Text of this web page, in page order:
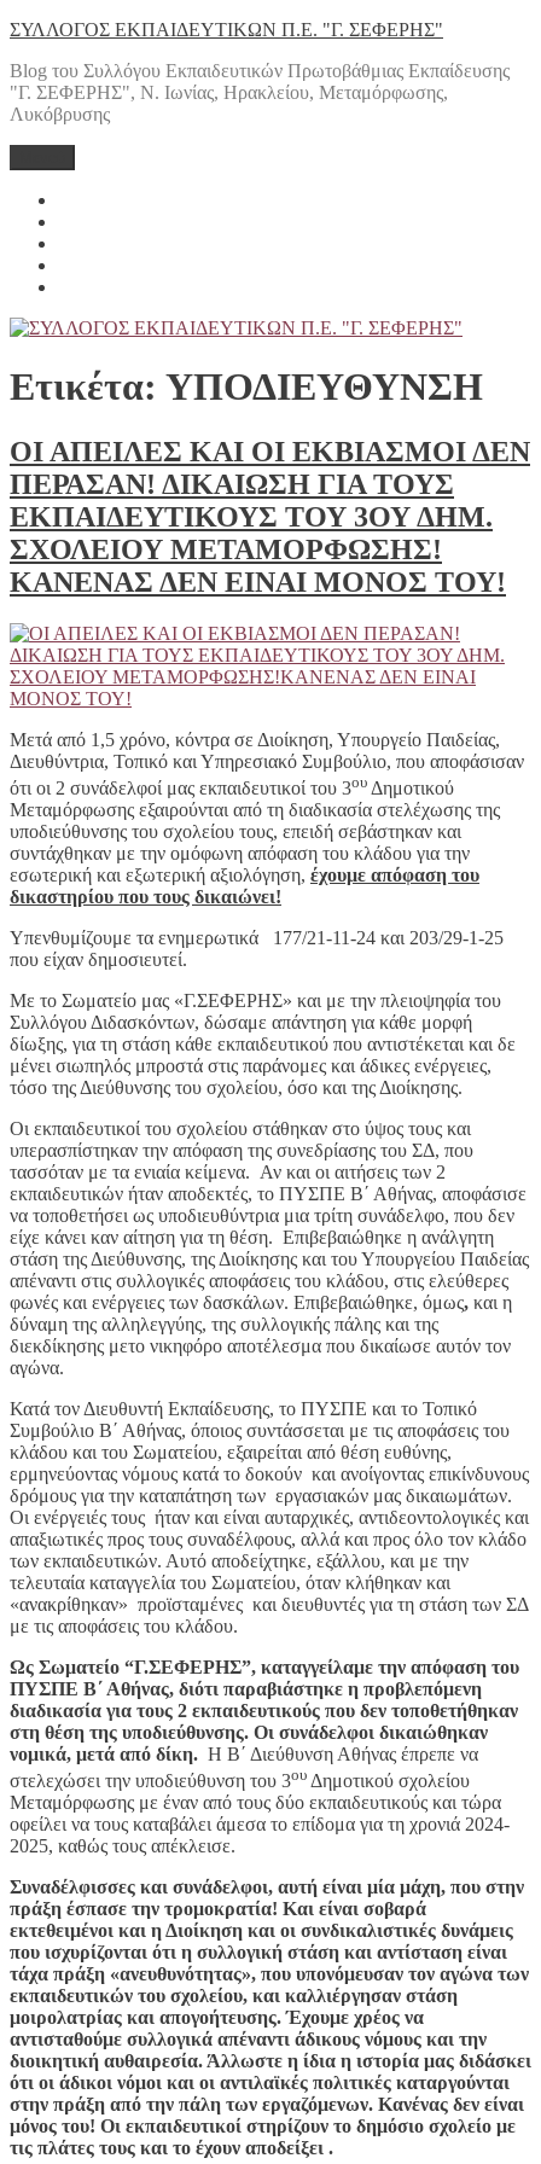
Μετάβαση
περιεχόμενο
ΣΥΛΛΟΓΟΣ ΕΚΠΑΙΔΕΥΤΙΚΩΝ Π.Ε. "Γ. ΣΕΦΕΡΗΣ"
Blog του Συλλόγου Εκπαιδευτικών Πρωτοβάθμιας Εκπαίδευσης
"Γ. ΣΕΦΕΡΗΣ", Ν. Ιωνίας, Ηρακλείου, Μεταμόρφωσης,
Λυκόβρυσης
Ετικέτα: ΥΠΟΔΙΕΥΘΥΝΣΗ
ΟΙ ΑΠΕΙΛΕΣ ΚΑΙ ΟΙ ΕΚΒΙΑΣΜΟΙ ΔΕΝ
ΠΕΡΑΣΑΝ! ΔΙΚΑΙΩΣΗ ΓΙΑ ΤΟΥΣ
ΕΚΠΑΙΔΕΥΤΙΚΟΥΣ ΤΟΥ 3ΟΥ ΔΗΜ.
ΣΧΟΛΕΙΟΥ ΜΕΤΑΜΟΡΦΩΣΗΣ!
ΚΑΝΕΝΑΣ ΔΕΝ ΕΙΝΑΙ ΜΟΝΟΣ ΤΟΥ!
Μετά από 1,5 χρόνο, κόντρα σε Διοίκηση, Υπουργείο Παιδείας,
Διευθύντρια, Τοπικό και Υπηρεσιακό Συμβούλιο, που αποφάσισαν
ότι οι 2 συνάδελφοί μας εκπαιδευτικοί του 3ου Δημοτικού
Μεταμόρφωσης εξαιρούνται από τη διαδικασία στελέχωσης της
υποδιεύθυνσης του σχολείου τους, επειδή σεβάστηκαν και
συντάχθηκαν με την ομόφωνη απόφαση του κλάδου για την
εσωτερική και εξωτερική αξιολόγηση, έχουμε απόφαση του
δικαστηρίου που τους δικαιώνει!
Υπενθυμίζουμε τα ενημερωτικά 177/21-11-24 και 203/29-1-25
που είχαν δημοσιευτεί.
Με το Σωματείο μας «Γ.ΣΕΦΕΡΗΣ» και με την πλειοψηφία του
Συλλόγου Διδασκόντων, δώσαμε απάντηση για κάθε μορφή
δίωξης, για τη στάση κάθε εκπαιδευτικού που αντιστέκεται και δε
μένει σιωπηλός μπροστά στις παράνομες και άδικες ενέργειες,
τόσο της Διεύθυνσης του σχολείου, όσο και της Διοίκησης.
Οι εκπαιδευτικοί του σχολείου στάθηκαν στο ύψος τους και
υπερασπίστηκαν την απόφαση της συνεδρίασης του ΣΔ, που
τασσόταν με τα ενιαία κείμενα. Αν και οι αιτήσεις των 2
εκπαιδευτικών ήταν αποδεκτές, το ΠΥΣΠΕ Β΄ Αθήνας, αποφάσισε
να τοποθετήσει ως υποδιευθύντρια μια τρίτη συνάδελφο, που δεν
είχε κάνει καν αίτηση για τη θέση. Επιβεβαιώθηκε η ανάλγητη
στάση της Διεύθυνσης, της Διοίκησης και του Υπουργείου Παιδείας
απέναντι στις συλλογικές αποφάσεις του κλάδου, στις ελεύθερες
φωνές και ενέργειες των δασκάλων. Επιβεβαιώθηκε, όμως, και η
δύναμη της αλληλεγγύης, της συλλογικής πάλης και της
διεκδίκησης μετο νικηφόρο αποτέλεσμα που δικαίωσε αυτόν τον
αγώνα.
Κατά τον Διευθυντή Εκπαίδευσης, το ΠΥΣΠΕ και το Τοπικό
Συμβούλιο Β΄ Αθήνας, όποιος συντάσσεται με τις αποφάσεις του
κλάδου και του Σωματείου, εξαιρείται από θέση ευθύνης,
ερμηνεύοντας νόμους κατά το δοκούν και ανοίγοντας επικίνδυνους
δρόμους για την καταπάτηση των εργασιακών μας δικαιωμάτων.
Οι ενέργειές τους ήταν και είναι αυταρχικές, αντιδεοντολογικές και
απαξιωτικές προς τους συναδέλφους, αλλά και προς όλο τον κλάδο
των εκπαιδευτικών. Αυτό αποδείχτηκε, εξάλλου, και με την
τελευταία καταγγελία του Σωματείου, όταν κλήθηκαν και
«ανακρίθηκαν» προϊσταμένες και διευθυντές για τη στάση των ΣΔ
με τις αποφάσεις του κλάδου.
Ως Σωματείο “Γ.ΣΕΦΕΡΗΣ”, καταγγείλαμε την απόφαση του
ΠΥΣΠΕ Β΄ Αθήνας, διότι παραβιάστηκε η προβλεπόμενη
διαδικασία για τους 2 εκπαιδευτικούς που δεν τοποθετήθηκαν
στη θέση της υποδιεύθυνσης. Οι συνάδελφοι δικαιώθηκαν
νομικά, μετά από δίκη. Η Β΄ Διεύθυνση Αθήνας έπρεπε να
στελεχώσει την υποδιεύθυνση του 3ου Δημοτικού σχολείου
Μεταμόρφωσης με έναν από τους δύο εκπαιδευτικούς και τώρα
οφείλει να τους καταβάλει άμεσα το επίδομα για τη χρονιά 2024-
2025, καθώς τους απέκλεισε.
Συναδέλφισσες και συνάδελφοι, αυτή είναι μία μάχη, που στην
πράξη έσπασε την τρομοκρατία! Και είναι σοβαρά
εκτεθειμένοι και η Διοίκηση και οι συνδικαλιστικές δυνάμεις
που ισχυρίζονται ότι η συλλογική στάση και αντίσταση είναι
τάχα πράξη «ανευθυνότητας», που υπονόμευσαν τον αγώνα των
εκπαιδευτικών του σχολείου, και καλλιέργησαν στάση
μοιρολατρίας και απογοήτευσης. Έχουμε χρέος να
αντισταθούμε συλλογικά απέναντι άδικους νόμους και την
διοικητική αυθαιρεσία. Άλλωστε η ίδια η ιστορία μας διδάσκει
ότι οι άδικοι νόμοι και οι αντιλαϊκές πολιτικές καταργούνται
στην πράξη από την πάλη των εργαζόμενων. Κανένας δεν είναι
μόνος του! Οι εκπαιδευτικοί στηρίζουν το δημόσιο σχολείο με
τις πλάτες τους και το έχουν αποδείξει .